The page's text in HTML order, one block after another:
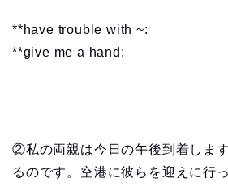
**have trouble with ~:
**give me a hand:
②私の両親は今日の午後到着しま
るのです。空港に彼らを迎えに行